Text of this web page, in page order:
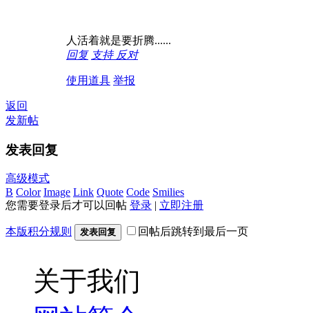
人活着就是要折腾......
回复 支持 反对
使用道具 举报
返回
发新帖
发表回复
高级模式
B Color Image Link Quote Code Smilies
您需要登录后才可以回帖 登录 | 立即注册
本版积分规则 发表回复 回帖后跳转到最后一页
关于我们